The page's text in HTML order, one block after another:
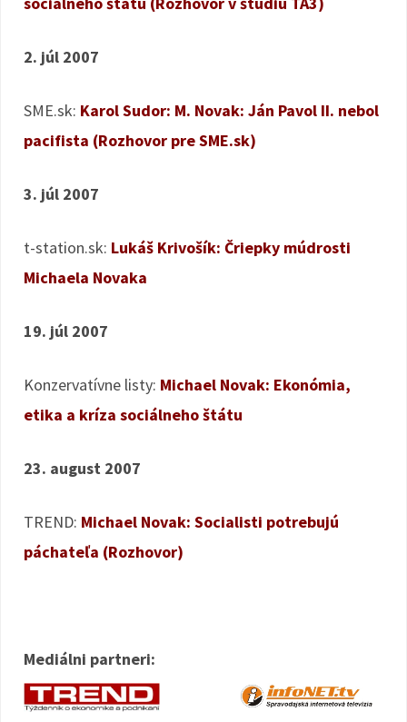
2. júl 2007
SME.sk: Karol Sudor: M. Novak: Ján Pavol II. nebol
pacifista (Rozhovor pre SME.sk)
3. júl 2007
t-station.sk: Lukáš Krivošík: Čriepky múdrosti
Michaela Novaka
19. júl 2007
Konzervatívne listy: Michael Novak: Ekonómia,
etika a kríza sociálneho štátu
23. august 2007
TREND: Michael Novak: Socialisti potrebujú
páchateľa (Rozhovor)
Mediálni partneri: